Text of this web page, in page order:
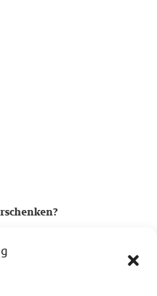
Geschenk für alle Stoff-